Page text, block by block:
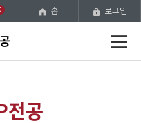
메
홈 로그인
전공